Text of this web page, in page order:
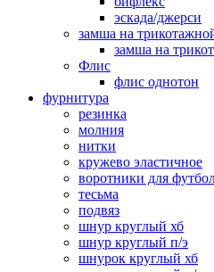
эскада/джерси
замша на
замша на
Флис
флис однотон
фурнитура
резинка
молния
нитки
кружево эластичное
воротники для
тесьма
подвяз
шнур круглый хб
шнур круглый п/э
шнурок круглый хб